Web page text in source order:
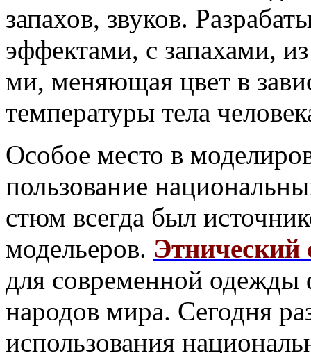
за­пахов, звуков.
эф­фектами, с запахами,
ми, меняющая цвет в
температуры тела
Особое место в
пользование
стюм всегда был
модельеров. Этнический
для современной
народов мира. Сегодня
использования